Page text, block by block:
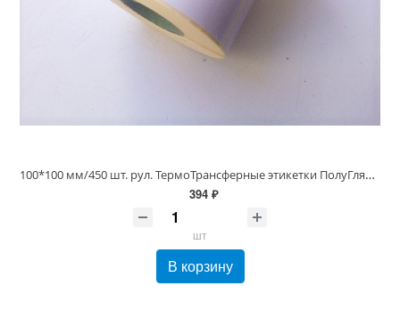
100*100 мм/450 шт. рул. ТермоТрансферные этикетки ПолуГлянец (100х100)
394 ₽
шт
В корзину